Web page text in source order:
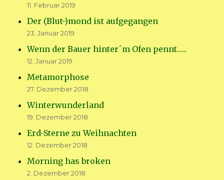
11. Februar 2019
Der (Blut-)mond ist aufgegangen
23. Januar 2019
Wenn der Bauer hinter´m Ofen pennt…..
12. Januar 2019
Metamorphose
27. Dezember 2018
Winterwunderland
19. Dezember 2018
Erd-Sterne zu Weihnachten
12. Dezember 2018
Morning has broken
2. Dezember 2018